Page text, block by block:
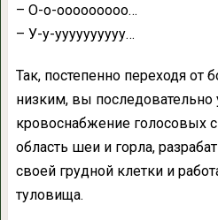
– О-о-ооооооооо…
– У-у-уууууууууу…
Так, постепенно переходя от
низким, вы последовательно
кровоснабжение голосовых
область шеи и горла,
своей грудной клетки и
туловища.